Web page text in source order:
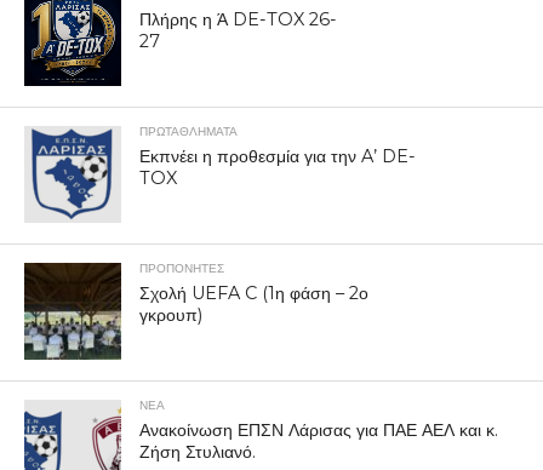
Πλήρης η Ά DE-TOX 26-
27
ΠΡΩΤΑΘΛΉΜΑΤΑ
Εκπνέει η προθεσμία για την A’ DE-
TOX
ΠΡΟΠΟΝΗΤΈΣ
Σχολή UEFA C (1η φάση – 2ο
γκρουπ)
ΝΕΑ
Ανακοίνωση ΕΠΣΝ Λάρισας για ΠΑΕ ΑΕΛ και κ.
Ζήση Στυλιανό.